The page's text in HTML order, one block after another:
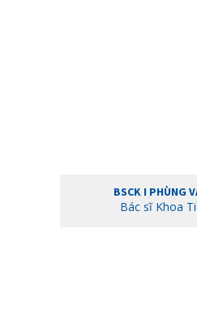
BSCK I PHÙNG
Bác sĩ Khoa